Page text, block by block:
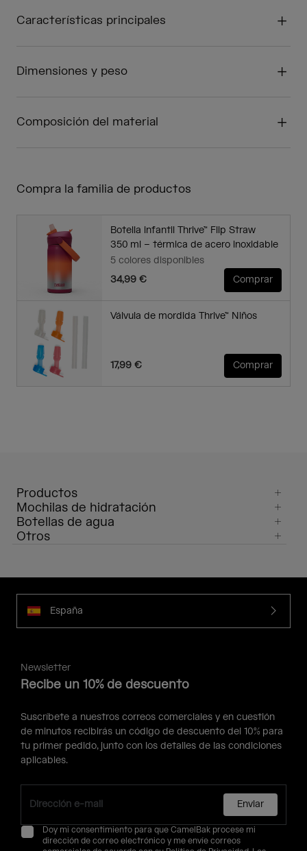
Características principales
Dimensiones y peso
Composición del material
Compra la familia de productos
Botella infantil Thrive™ Flip Straw
350 ml – térmica de acero inoxidable
5 colores disponibles
34,99 €
Comprar
Válvula de mordida Thrive™ Niños
17,99 € Comprar
Productos
Mochilas de hidratación
Botellas de agua
Otros
España
Newsletter
Recibe un 10% de descuento
Suscríbete a nuestros correos comerciales y en cuestión
de minutos recibirás un código de descuento del 10% para
tu primer pedido, junto con los detalles de las condiciones
aplicables.
Enviar
Doy mi consentimiento para que CamelBak procese mi
dirección de correo electrónico y me envíe correos